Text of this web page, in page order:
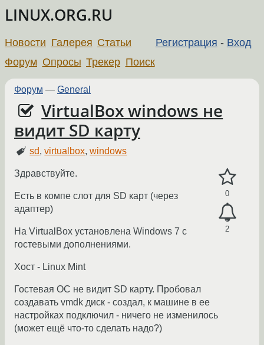
LINUX.ORG.RU
Регистрация - Вход
Новости Галерея Статьи
Форум Опросы Трекер Поиск
Форум — General
VirtualBox windows не
видит SD карту
sd,virtualbox,windows
0
2
Здравствуйте.
Есть в компе слот для SD карт (через
адаптер)
На VirtualBox установлена Windows 7 с
гостевыми дополнениями.
Хост - Linux Mint
Гостевая ОС не видит SD карту. Пробовал
создавать vmdk диск - создал, к машине в ее
настройках подключил - ничего не изменилось
(может ещё что-то сделать надо?)